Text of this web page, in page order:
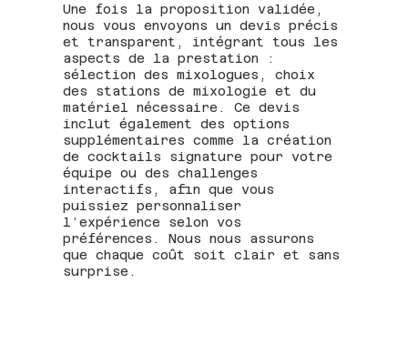
Une fois la proposition validée,
nous vous envoyons un devis précis
et transparent, intégrant tous les
aspects de la prestation :
sélection des mixologues, choix
des stations de mixologie et du
matériel nécessaire. Ce devis
inclut également des options
supplémentaires comme la création
de cocktails signature pour votre
équipe ou des challenges
interactifs, afin que vous
puissiez personnaliser
l’expérience selon vos
préférences. Nous nous assurons
que chaque coût soit clair et sans
surprise.